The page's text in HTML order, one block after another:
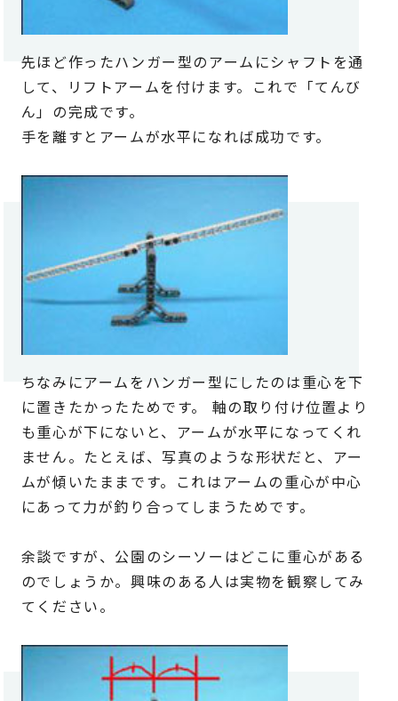
先ほど作ったハンガー型のアームにシャフトを通
して、リフトアームを付けます。これで「てんび
ん」の完成です。
手を離すとアームが水平になれば成功です。
ちなみにアームをハンガー型にしたのは重心を下
に置きたかったためです。 軸の取り付け位置より
も重心が下にないと、アームが水平になってくれ
ません。たとえば、写真のような形状だと、アー
ムが傾いたままです。これはアームの重心が中心
にあって力が釣り合ってしまうためです。
余談ですが、公園のシーソーはどこに重心がある
のでしょうか。興味のある人は実物を観察してみ
てください。